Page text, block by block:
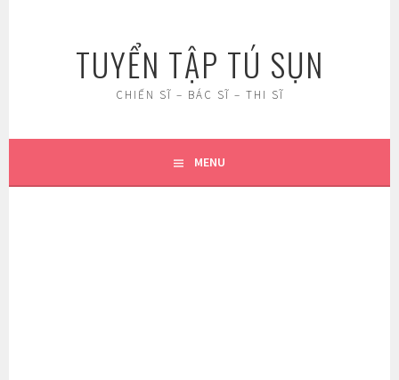
TUYỂN TẬP TÚ SỤN
CHIẾN SĨ – BÁC SĨ – THI SĨ
MENU